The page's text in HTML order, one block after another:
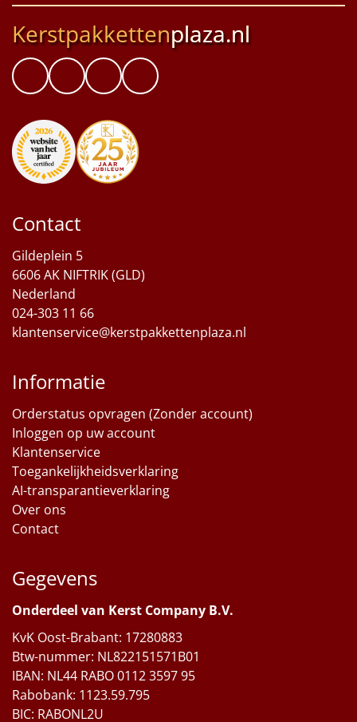
Kerstpakkettenplaza.nl
Contact
Gildeplein 5
6606 AK NIFTRIK (GLD)
Nederland
024-303 11 66
klantenservice@kerstpakkettenplaza.nl
Informatie
Orderstatus opvragen (Zonder account)
Inloggen op uw account
Klantenservice
Toegankelijkheidsverklaring
AI-transparantieverklaring
Over ons
Contact
Gegevens
Onderdeel van Kerst Company B.V.
KvK Oost-Brabant: 17280883
Btw-nummer: NL822151571B01
IBAN: NL44 RABO 0112 3597 95
Rabobank: 1123.59.795
BIC: RABONL2U